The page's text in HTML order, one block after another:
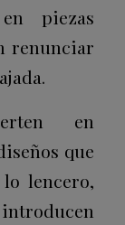
piezas
renunciar
en
que
lencero,